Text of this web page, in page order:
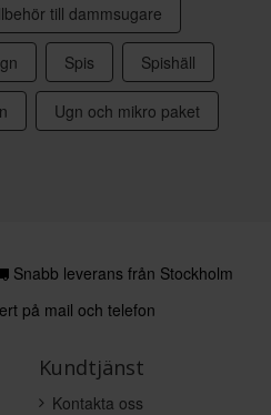
till dammsugare
Spis Spishäll
Ugn och mikro paket
Snabb leverans från Stockholm
på mail och telefon
Kundtjänst
Kontakta oss